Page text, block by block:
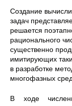
Создание
задач
решается
рационального
существенно
имитирующих
в разработке
многофазных
В ходе